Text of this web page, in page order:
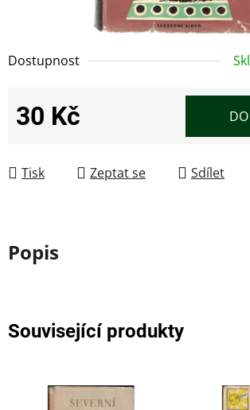
Dostupnost
30 Kč
Tisk Zeptat se Sdílet
Popis
Související produkty